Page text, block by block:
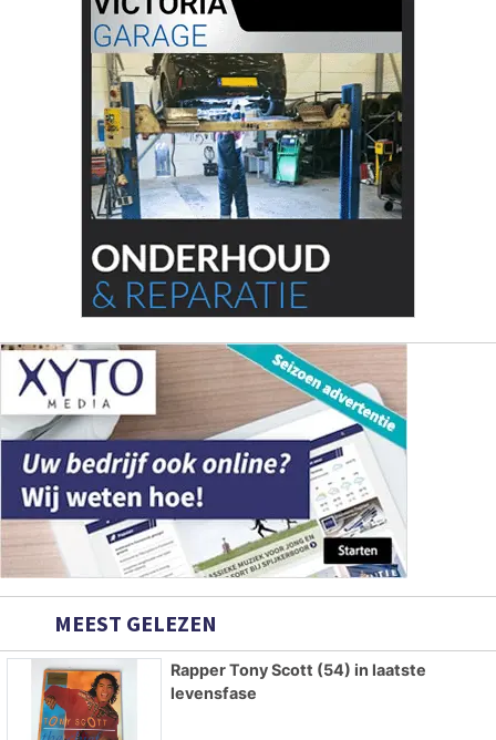
MEEST GELEZEN
Rapper Tony Scott (54) in laatste
levensfase